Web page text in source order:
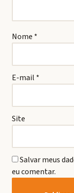
Nome *
E-mail *
Site
Salvar meus
eu comentar.